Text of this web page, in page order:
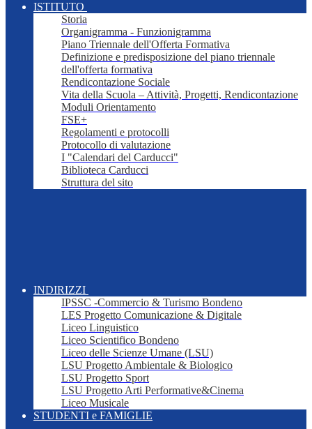
ISTITUTO
Storia
Organigramma - Funzionigramma
Piano Triennale dell'Offerta Formativa
Definizione e predisposizione del piano triennale
dell'offerta formativa
Rendicontazione Sociale
Vita della Scuola – Attività, Progetti, Rendicontazione
Moduli Orientamento
FSE+
Regolamenti e protocolli
Protocollo di valutazione
I "Calendari del Carducci"
Biblioteca Carducci
Struttura del sito
INDIRIZZI
IPSSC -Commercio & Turismo Bondeno
LES Progetto Comunicazione & Digitale
Liceo Linguistico
Liceo Scientifico Bondeno
Liceo delle Scienze Umane (LSU)
LSU Progetto Ambientale & Biologico
LSU Progetto Sport
LSU Progetto Arti Performative&Cinema
Liceo Musicale
STUDENTI e FAMIGLIE